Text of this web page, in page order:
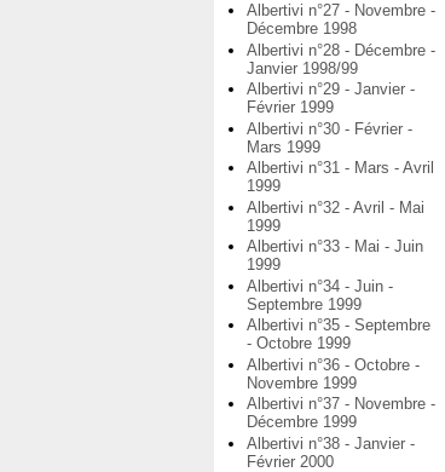
Albertivi n°27 - Novembre -
Décembre 1998
Albertivi n°28 - Décembre -
Janvier 1998/99
Albertivi n°29 - Janvier -
Février 1999
Albertivi n°30 - Février -
Mars 1999
Albertivi n°31 - Mars - Avril
1999
Albertivi n°32 - Avril - Mai
1999
Albertivi n°33 - Mai - Juin
1999
Albertivi n°34 - Juin -
Septembre 1999
Albertivi n°35 - Septembre
- Octobre 1999
Albertivi n°36 - Octobre -
Novembre 1999
Albertivi n°37 - Novembre -
Décembre 1999
Albertivi n°38 - Janvier -
Février 2000